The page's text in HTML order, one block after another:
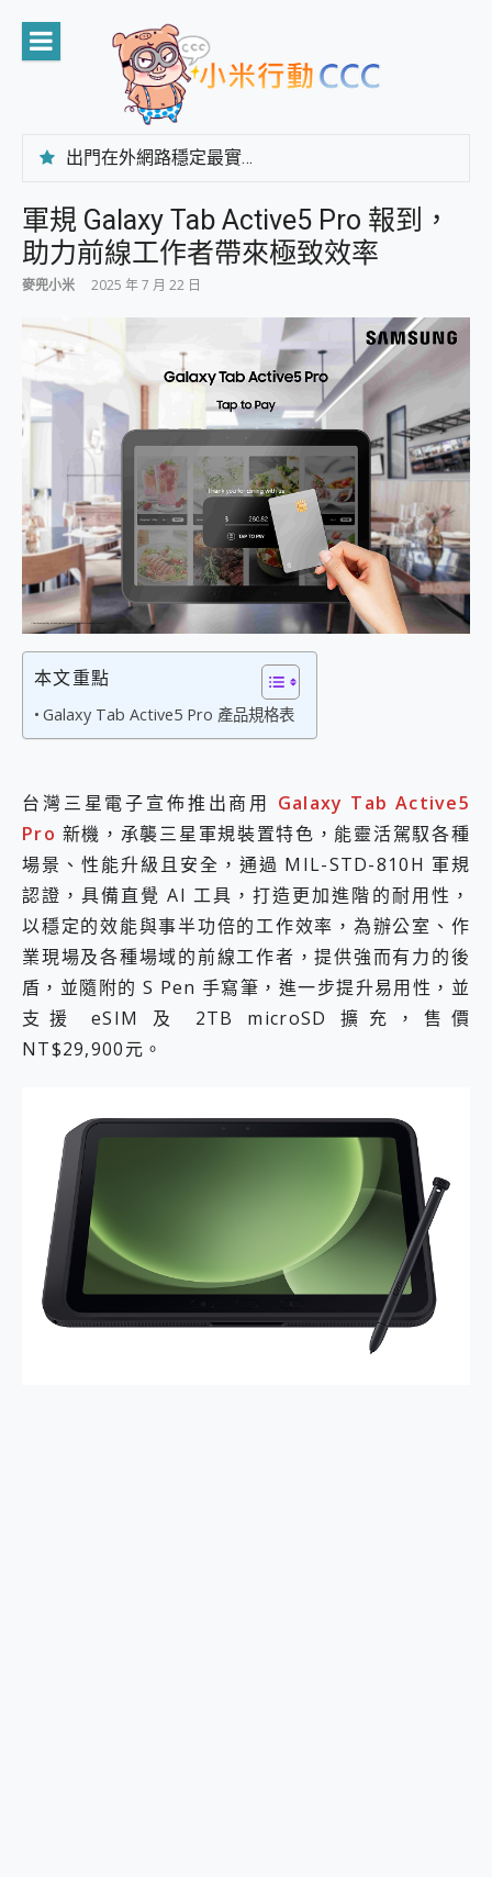
content
出門在外網路穩定最實在 「台灣大哥大」榮獲 4G/5G 在線率全球 NO.3 全台第一與全台六冠王實測心得，走到哪順到哪！
專為 PC上的 XBOX和掌機設計的 FireCuda X1070 SSD 固態硬碟開箱 評測
台灣製攝影機在這裡，100%全無線設計 SpotCam Solo Eco 太陽能防水雲端攝影機 SpotCam Solo 3 2.5K高畫質戶外攝影機 開箱 評測
超驚艷 讓人一眼就愛上 LENOVO 聯想 Yoga Book 9 14吋 AI輕薄筆電 開箱 評測
美到讓人超想擁有 moto pad 60 系列 與 Moto | Swarovski razr 60 冰藍限定版本 開箱 評測
好用的 EaseUS Partition Master 讓您輕鬆的移除與格式化有防寫保護的隨身碟或SD卡
一鍵修復模糊影片、舊照的 AI 好幫手! VideoProc Converter AI 新版全解析 × 年末優惠，一篇全看懂
小朋友才做選擇 投影機 RGB藍牙音響 氛圍情境燈 我通通都要！ Starfish 2 幻彩膠囊投影機｜結合「 智慧投影 & 煥彩流動 」的沈浸式生活新體驗
外型超吸晴~ 給您絕佳操控體驗 GravaStar Mercury K1 系列 異星機械鍵盤與 Mercury X 系列 輕量無線電競滑鼠 開箱 評測
開箱~變身「蜘蛛人」椅子軍師！MSI MPG 491CQP QD-OLED 超寬曲面電競螢幕，多工辦公、爽度滿滿的終極桌面體驗
iPhone 17 系列 有認證的防護來囉！ imos 首家導入 UL MCV 行銷宣告驗證的手機配件品牌
DJI Osmo Pocket 3 爽爽帶回家 歡慶 EaseUS 21 週年到來，「Slogan 海報徵稿活動」好康大放送
小巧好吸不擋鏡頭 有Qi2認證的 ONPRO MagReact MXs2 5000mAh薄型磁吸無線急速行動電源 開箱 評測
會走動的冷暖氣 SONY REON POCKET PRO 穿戴式智慧冷暖調溫裝置 開箱 評測
寶可夢飛人外掛iToolab AnyGo全新升級，GO Fest 五折優惠嗨翻天！支援 iOS/Android！
COMPUTEX 2025 來囉！AGI亞奇雷 AI・Gaming・創作儲存方案登場，趕快來AGI亞奇雷挑戰任務抽 PS5！
自帶線的 有線無線都能充 ONPRO MagReact M5 10000mAh 5合1 磁吸無線急速行動電源 開箱 評測
您的專屬AI 助手 Yoga Slim 7 Aura Edition 觸控AI筆電 開箱 評測
realme 14 Pro 超硬軍規、冰感變色實測，realme 14 5G 遊戲戰鬥值爆表，效能x娛樂全都要！
iPhone、Apple Watch、AirPods耳機 三個設備充電一起搞定 ONPRO MagReact™ M3 3 in 1可攜摺疊無線充電器 開箱 評測
動靜皆宜「HUAWEI FreeArc」開放式耳掛耳機，無感配戴! 超穩超服貼，音質、通話也很優質
好玩好拍 vivo V50 ~ 口袋裡的 Zeiss 潮流攝影棚!
25種洗烘模式一機搞定! Roborock 衣莉莎白 H1 Neo分子篩洗脫烘 AI 滾筒洗衣機
給 MSI Claw 系列電競掌機 最完美的家 MSI Nest Docking Station 掌機專屬擴充底座 開箱 評測
B&O 精品級音響! Home+ 中嘉寬頻 SoundBox 劇院串流盒 開箱 評測
2億 APO蔡司長焦神機降臨~ vivo X200 Pro、vivo X200 就是這麼好拍
EaseUS Vocal Remover 免費線上去聲器一鍵去除人聲 人聲 音樂分離 2024 消除人聲推薦
97.3% 恢復率，資料救援就是這麼簡單 EaseUS Data Recovery Wizard Free 18.0.0 業界最好的資料救援軟體
多個願望一次滿足 超強散熱 微星 MSI Claw A1M-026TW 電競掌機 開箱 評測
一吸完美對位 擁有超強吸力與超好用的隱磁支架 O-ONE MAG 最會吸的行動電源 開箱 評測
軍規 Galaxy Tab Active5 Pro 報到，
助力前線工作者帶來極致效率
麥兜小米 2025 年 7 月 22 日
本文重點
Galaxy Tab Active5 Pro 產品規格表
台灣三星電子宣佈推出商用 Galaxy Tab Active5
Pro 新機，承襲三星軍規裝置特色，能靈活駕馭各種
場景、性能升級且安全，通過 MIL-STD-810H 軍規
認證，具備直覺 AI 工具，打造更加進階的耐用性，
以穩定的效能與事半功倍的工作效率，為辦公室、作
業現場及各種場域的前線工作者，提供強而有力的後
盾，並隨附的 S Pen 手寫筆，進一步提升易用性，並
支援 eSIM 及 2TB microSD 擴充，售價
NT$29,900元。